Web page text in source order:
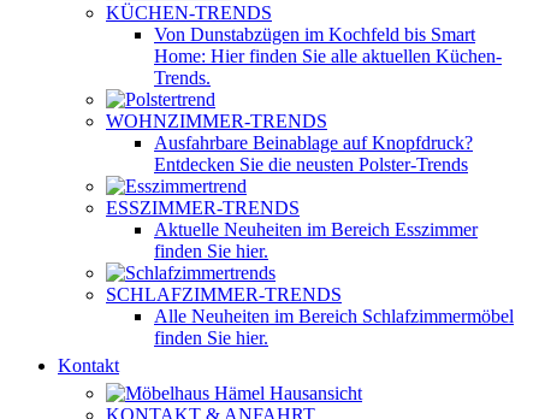
KÜCHEN-TRENDS
Von Dunstabzügen im Kochfeld bis Smart
Home: Hier finden Sie alle aktuellen Küchen-
Trends.
WOHNZIMMER-TRENDS
Ausfahrbare Beinablage auf Knopfdruck?
Entdecken Sie die neusten Polster-Trends
ESSZIMMER-TRENDS
Aktuelle Neuheiten im Bereich Esszimmer
finden Sie hier.
SCHLAFZIMMER-TRENDS
Alle Neuheiten im Bereich Schlafzimmermöbel
finden Sie hier.
Kontakt
KONTAKT & ANFAHRT